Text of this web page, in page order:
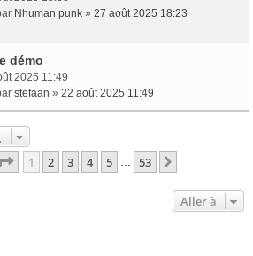
Nhuman punk » 27 août 2025 18:23
démo
2025 11:49
stefaan » 22 août 2025 11:49
Page 1sur53
1 2 3 4 5 … 53
Aller à